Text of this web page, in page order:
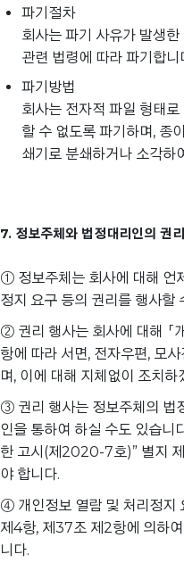
파기절차
회사는 파기 사유가 발생
관련 법령에 따라 파기합니
파기방법
회사는 전자적 파일 형태
할 수 없도록 파기하며, 종
쇄기로 분쇄하거나 소각하
7. 정보주체와 법정대리인의 권
① 정보주체는 회사에 대해 언
정지 요구 등의 권리를 행사할
② 권리 행사는 회사에 대해 「
항에 따라 서면, 전자우편, 모
며, 이에 대해 지체없이 조치하
③ 권리 행사는 정보주체의 법
인을 통하여 하실 수도 있습니
한 고시(제2020-7호)” 별지
야 합니다.
④ 개인정보 열람 및 처리정지
제4항, 제37조 제2항에 의하
니다.